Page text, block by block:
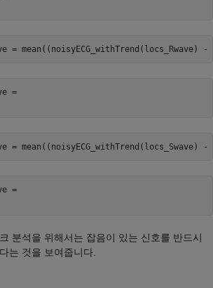
= mean((noisyECG_withTrend(locs_Rwave)
=
= mean((noisyECG_withTrend(locs_Swave)
=
분석을 위해서는 잡음이 있는 신호를 반드시
는 것을 보여줍니다.